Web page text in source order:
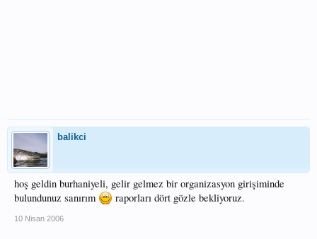
balikci
hoş geldin burhaniyeli, gelir gelmez bir organizasyon girişiminde
bulundunuz sanırım
raporları dört gözle bekliyoruz.
10 Nisan 2006